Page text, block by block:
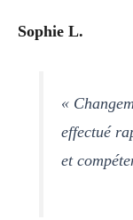
Sophie L.
«
effectué
et